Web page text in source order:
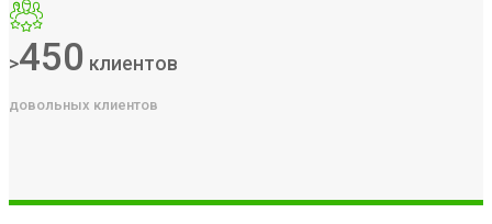
>450 клиентов
довольных клиентов